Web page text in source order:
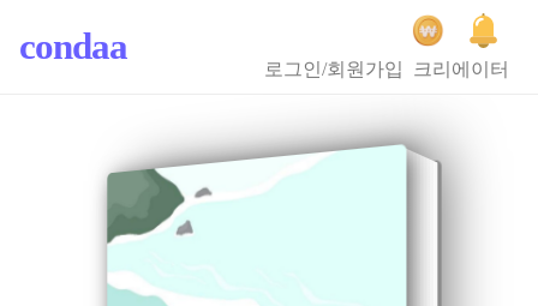
condaa
로그인/회원가입 크리에이터